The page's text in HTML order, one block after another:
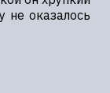
оказалось